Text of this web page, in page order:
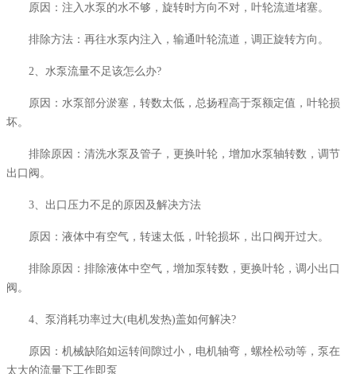
原因：注入水泵的水不够，旋转时方向不对，叶轮流道堵塞。
排除方法：再往水泵内注入，输通叶轮流道，调正旋转方向。
2、水泵流量不足该怎么办?
原因：水泵部分淤塞，转数太低，总扬程高于泵额定值，叶轮损
坏。
排除原因：清洗水泵及管子，更换叶轮，增加水泵轴转数，调节
出口阀。
3、出口压力不足的原因及解决方法
原因：液体中有空气，转速太低，叶轮损坏，出口阀开过大。
排除原因：排除液体中空气，增加泵转数，更换叶轮，调小出口
阀。
4、泵消耗功率过大(电机发热)盖如何解决?
原因：机械缺陷如运转间隙过小，电机轴弯，螺栓松动等，泵在
太大的流量下工作即泵